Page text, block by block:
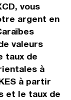
vous
argent en
valeurs
taux de
à
à partir
et le taux de